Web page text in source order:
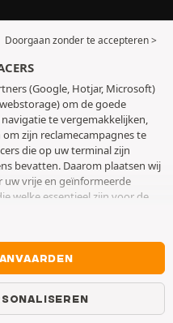
Doorgaan zonder te accepteren >
(Google, Hotjar, Microsoft)
om de goede
te vergemakkelijken,
zijn reclamecampagnes te
die op uw terminal zijn
bevatten. Daarom plaatsen wij
uw vrije en geïnformeerde
welke essentieel zijn voor de
door naar de pagina over
ervoor kiezen om verder te
of andere tracers te
tot diensten niet AD